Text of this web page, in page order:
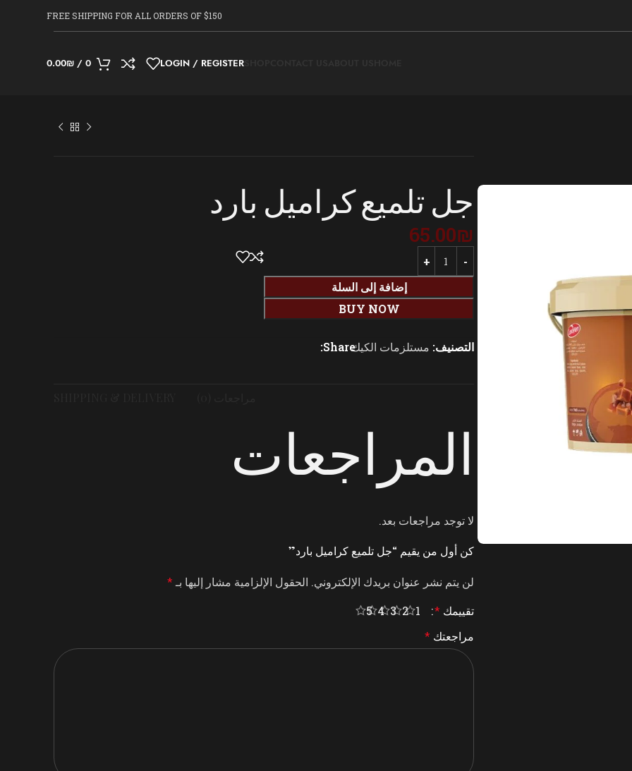
FREE SHIPPING FOR ALL ORDERS OF $150
LOGIN / REGISTER
0
/
0.00₪
جل تلميع كراميل بارد
65.00₪
إضافة إلى السلة
BUY NOW
التصنيف: مستلزمات الكيكShare:
المراجعات
لا توجد مراجعات بعد.
كن أول من يقيم “جل تلميع كراميل بارد”
لن يتم نشر عنوان بريدك الإلكتروني. الحقول الإلزامية مشار إليها بـ *
تقييمك *
1
2
3
4
5
مراجعتك *